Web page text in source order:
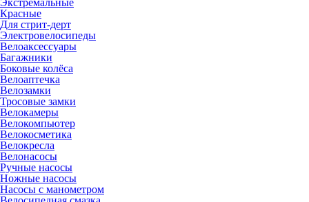
Экстремальные
Красные
Для стрит-дерт
Электровелосипеды
Велоаксессуары
Багажники
Боковые колёса
Велоаптечка
Велозамки
Тросовые замки
Велокамеры
Велокомпьютер
Велокосметика
Велокресла
Велонасосы
Ручные насосы
Ножные насосы
Насосы с манометром